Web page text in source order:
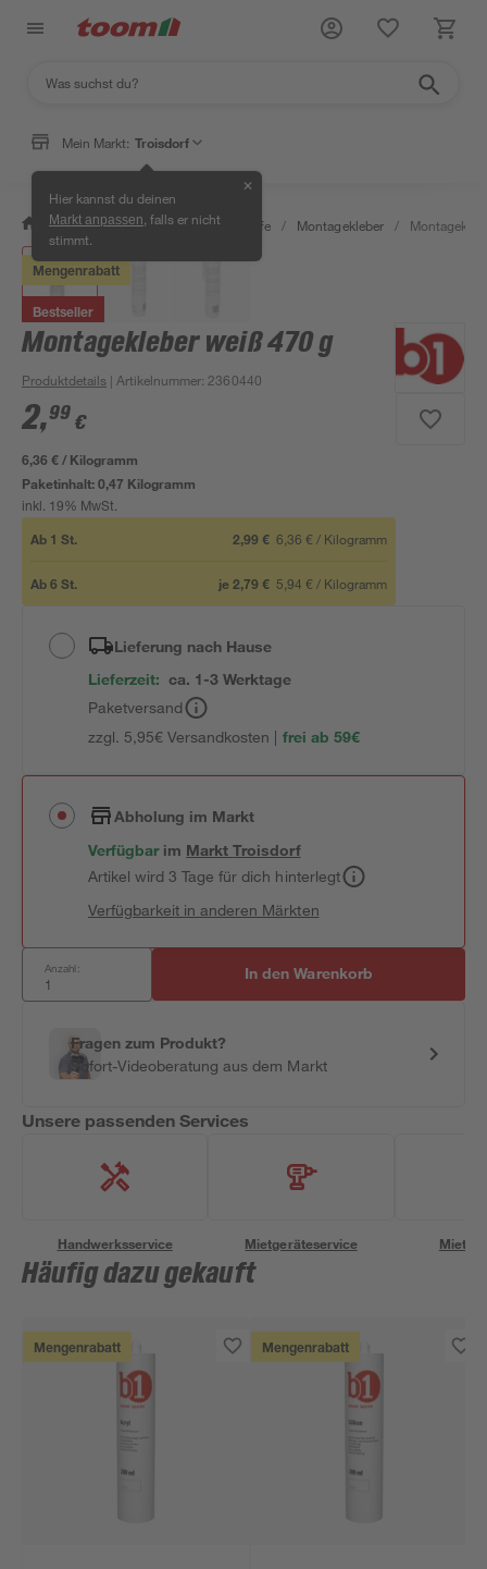
Mein Markt: Troisdorf
Hier kannst du deinen
Markt anpassen , falls er nicht
stimmt.
✕
/ Bauen & Renovieren / Klebstoffe / Montagekleber /
Mengenrabatt
Bestseller
Montagekleber weiß 470 g
Produktdetails | Artikelnummer: 2360440
2,99 €
6,36 € / Kilogramm
Paketinhalt:0,47 Kilogramm
inkl. 19% MwSt.
Ab 1 St. 2,99 € 6,36 € / Kilogramm
Ab6 St. je 2,79 € 5,94 € / Kilogramm
Lieferung nach Hause
Lieferzeit: ca. 1-3 Werktage
Paketversand
zzgl. 5,95€ Versandkosten | frei ab 59€
Abholung im Markt
Verfügbar im MarktTroisdorf
Artikel wird 3 Tage für dich hinterlegt
Verfügbarkeit in anderen Märkten
Anzahl: In den Warenkorb
Fragen zum Produkt?
Sofort-Videoberatung aus dem Markt
Unsere passenden Services
Handwerksservice Mietgeräteservice
Häufig dazu gekauft
Mengenrabatt Mengenrabatt